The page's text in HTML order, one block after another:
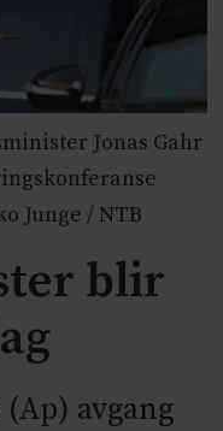
Jonas Gahr
Junge / NTB
blir
avgang